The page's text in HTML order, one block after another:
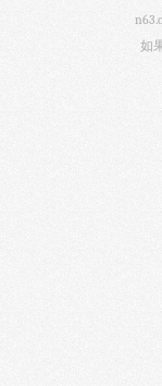
如